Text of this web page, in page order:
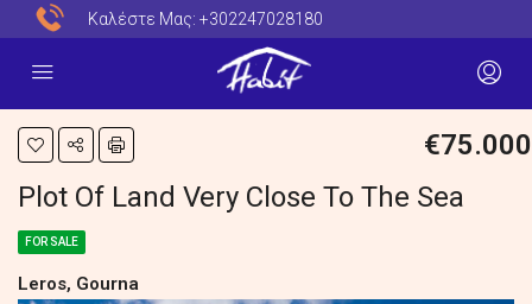
Καλέστε Μας: +302247028180
€75.000
Plot Of Land Very Close To The Sea
FOR SALE
Leros, Gourna